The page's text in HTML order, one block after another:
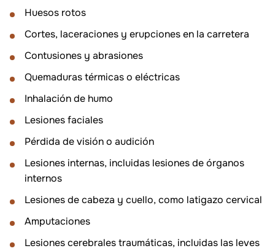
Huesos rotos
Cortes, laceraciones y erupciones en la carretera
Contusiones y abrasiones
Quemaduras térmicas o eléctricas
Inhalación de humo
Lesiones faciales
Pérdida de visión o audición
Lesiones internas, incluidas lesiones de órganos
internos
Lesiones de cabeza y cuello, como latigazo cervical
Amputaciones
Lesiones cerebrales traumáticas, incluidas las leves